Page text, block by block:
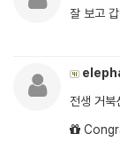
잘 보고
전생 거북